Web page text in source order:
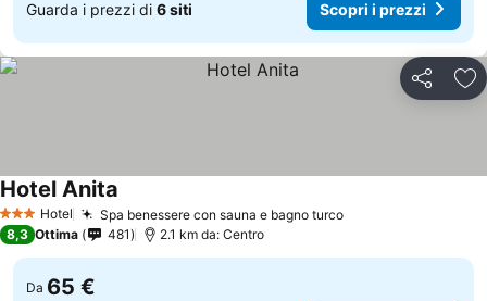
Guarda i prezzi di 6 siti Scopri i prezzi
Condividi
3 StelleHotel Spa benessere con sauna e bagno turco
Hotel Anita
8,3 Ottima 481 2.1 km da: Centro
Da 65 €